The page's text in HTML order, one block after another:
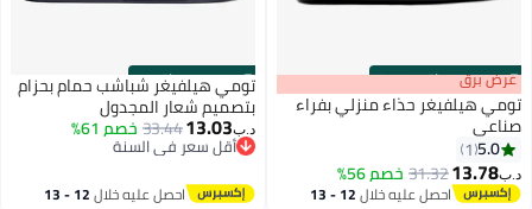
00m:00s
·باقي 100% عرض برق
تومي هيلفيغر حذاء منزلي بفراء
صناعي
5.0
1
د.ب‏13.78
31.32خصم 56%
احصل عليه خلال 12 - 13
00m:00s
·باقي 1
تومي هيلفيغر شباشب حمام بحزام
بتصميم شعار المجدول
د.ب‏13.03
33.44خصم 61%
أقل سعر في السنة
أقل سعر في السنة
احصل عليه خلال 12 - 13